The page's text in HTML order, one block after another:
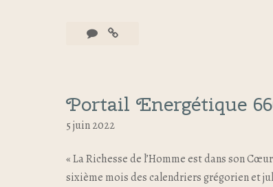
Portail Energétique
5 juin 2022
« La Richesse de l’Homme est dans son
sixième mois des calendriers grégorien et